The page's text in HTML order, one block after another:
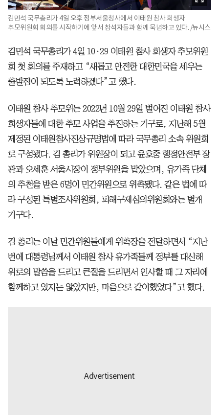
김민석 국무총리가 4일 오후 정부서울청사에서 이태원 참사 희생자
추모위원회 회의를 시작하기에 앞서 참석자들과 함께 묵념하고 있다. /뉴시스
김민석 국무총리가 4일 10·29 이태원 참사 희생자 추모위원
회 첫 회의를 주재하고 “새롭고 안전한 대한민국을 세우는
출발점이 되도록 노력하겠다”고 했다.
이태원 참사 추모위는 2022년 10월 29일 벌어진 이태원 참사
희생자들에 대한 추모 사업을 추진하는 기구로, 지난해 5월
제정된 이태원참사진상규명법에 따라 국무총리 소속 위원회
로 구성됐다. 김 총리가 위원장이 되고 윤호중 행정안전부 장
관과 오세훈 서울시장이 정부위원을 맡았으며, 유가족 단체
의 추천을 받은 6명이 민간위원으로 위촉됐다. 같은 법에 따
라 구성된 특별조사위원회, 피해구제심의위원회와는 별개
기구다.
김 총리는 이날 민간위원들에게 위촉장을 전달하면서 “지난
번에 대통령님께서 이태원 참사 유가족들께 정부를 대신해
위로의 말씀을 드리고 큰절을 드리면서 인사할 때 그 자리에
함께하고 있지는 않았지만, 마음으로 같이했었다”고 했다.